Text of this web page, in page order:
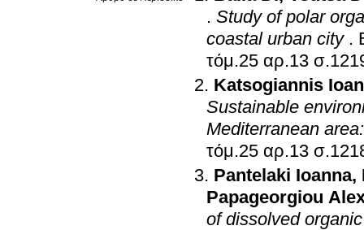
. Study of polar
coastal urban city .
τόμ.25
Katsogiannis
Sustainable
Mediterranean
τόμ.25
Pantelaki Ioanna,
Papageorgiou
of dissolved